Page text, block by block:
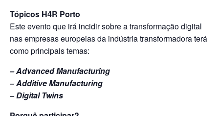
Tópicos H4R Porto
Este evento que irá incidir sobre a transformação digital
nas empresas europeias da indústria transformadora terá
como principais temas:
– Advanced Manufacturing
– Additive Manufacturing
– Digital Twins